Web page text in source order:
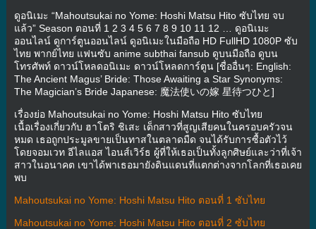
ดูอนิเมะ “Mahoutsukai no Yome: Hoshi Matsu Hito ซับไทย จบ
แล้ว” Season ตอนที่ 1 2 3 4 5 6 7 8 9 10 11 12 … ดูอนิเมะ
ออนไลน์ ดูการ์ตูนออนไลน์ ดูอนิเมะในมือถือ HD FullHD 1080P ซับ
ไทย พากย์ไทย แฟนซับ anime subthai fansub ดูบนมือถือ ดูบน
โทรศัพท์ ดาวน์โหลดอนิเมะ ดาวน์โหลดการ์ตูน [ชื่ออื่นๆ: English:
The Ancient Magus’ Bride: Those Awaiting a Star Synonyms:
The Magician’s Bride Japanese: 魔法使いの嫁 星待つひと]
เรื่องย่อ Mahoutsukai no Yome: Hoshi Matsu Hito ซับไทย
เนื้อเรื่องเกี่ยวกับ ฮาโตริ ชิเสะ เด็กสาวที่สูญเสียคนในครอบครัวจน
หมด เธอถูกประมูลขายเป็นทาสในตลาดมืด จนได้รับการซื้อตัวไว้
โดยจอมเวท อีไลแอส ไอนส์เวิร์ธ ผู้ที่ให้เธอเป็นทั้งลูกศิษย์และว่าที่เจ้า
สาวในอนาคต เขาได้พาเธอมายังดินแดนที่แตกต่างจากโลกที่เธอเคย
พบ
Mahoutsukai no Yome: Hoshi Matsu Hito ตอนที่ 1 ซับไทย
Mahoutsukai no Yome: Hoshi Matsu Hito ตอนที่ 2 ซับไทย